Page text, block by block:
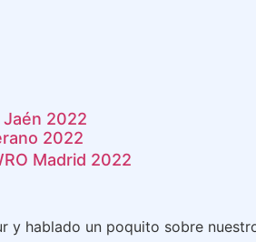
Jaén 2022
2022
Madrid 2022
y hablado un poquito sobre